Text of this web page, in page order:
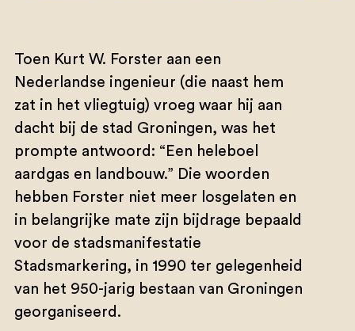
Toen Kurt W. Forster aan een
Nederlandse ingenieur (die naast hem
zat in het vliegtuig) vroeg waar hij aan
dacht bij de stad Groningen, was het
prompte antwoord: “Een heleboel
aardgas en landbouw.” Die woorden
hebben Forster niet meer losgelaten en
in belangrijke mate zijn bijdrage bepaald
voor de stadsmanifestatie
Stadsmarkering, in 1990 ter gelegenheid
van het 950-jarig bestaan van Groningen
georganiseerd.